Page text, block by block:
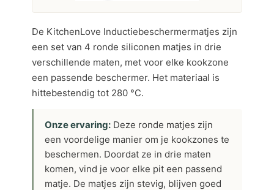
De KitchenLove Inductiebeschermermatjes zijn
een set van 4 ronde siliconen matjes in drie
verschillende maten, met voor elke kookzone
een passende beschermer. Het materiaal is
hittebestendig tot 280 °C.
Onze ervaring: Deze ronde matjes zijn
een voordelige manier om je kookzones te
beschermen. Doordat ze in drie maten
komen, vind je voor elke pit een passend
matje. De matjes zijn stevig, blijven goed